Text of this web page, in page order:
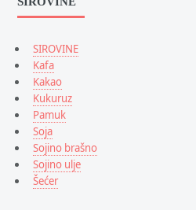
SIROVINE
Kafa
Kakao
Kukuruz
Pamuk
Soja
Sojino brašno
Sojino ulje
Šećer